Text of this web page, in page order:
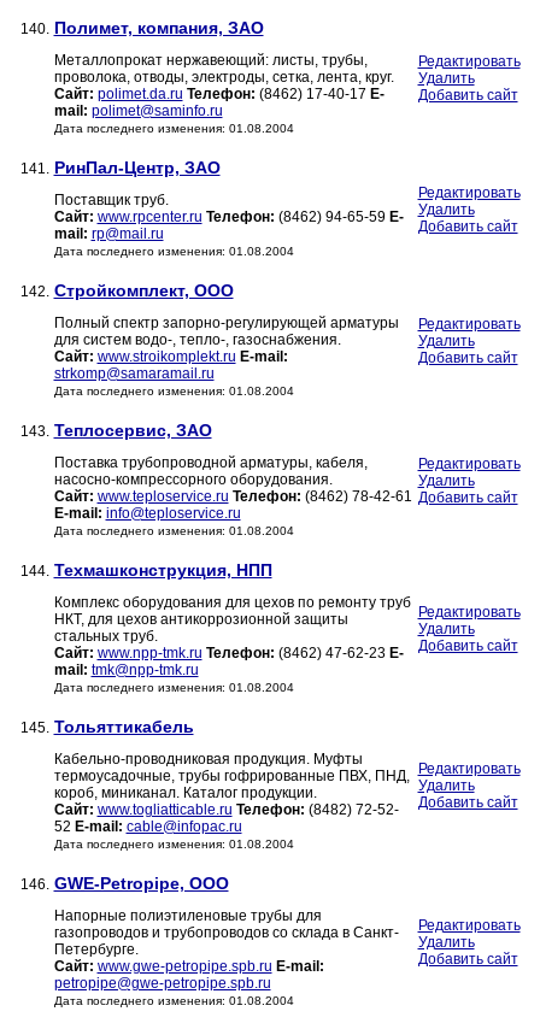
140. Полимет, компания, ЗАО
Металлопрокат нержавеющий: листы, трубы,
проволока, отводы, электроды, сетка, лента, круг.
Сайт: polimet.da.ru Телефон: (8462) 17-40-17 E-
mail: polimet@saminfo.ru
Дата последнего изменения: 01.08.2004
Редактировать
Удалить
Добавить сайт
141. РинПал-Центр, ЗАО
Поставщик труб.
Сайт: www.rpcenter.ru Телефон: (8462) 94-65-59 E-
mail: rp@mail.ru
Дата последнего изменения: 01.08.2004
Редактировать
Удалить
Добавить сайт
142. Стройкомплект, ООО
Полный спектр запорно-регулирующей арматуры
для систем водо-, тепло-, газоснабжения.
Сайт: www.stroikomplekt.ru E-mail:
strkomp@samaramail.ru
Дата последнего изменения: 01.08.2004
Редактировать
Удалить
Добавить сайт
143. Теплосервис, ЗАО
Поставка трубопроводной арматуры, кабеля,
насосно-компрессорного оборудования.
Сайт: www.teploservice.ru Телефон: (8462) 78-42-61
E-mail: info@teploservice.ru
Дата последнего изменения: 01.08.2004
Редактировать
Удалить
Добавить сайт
144. Техмашконструкция, НПП
Комплекс оборудования для цехов по ремонту труб
НКТ, для цехов антикоррозионной защиты
стальных труб.
Сайт: www.npp-tmk.ru Телефон: (8462) 47-62-23 E-
mail: tmk@npp-tmk.ru
Дата последнего изменения: 01.08.2004
Редактировать
Удалить
Добавить сайт
145. Тольяттикабель
Кабельно-проводниковая продукция. Муфты
термоусадочные, трубы гофрированные ПВХ, ПНД,
короб, миниканал. Каталог продукции.
Сайт: www.togliatticable.ru Телефон: (8482) 72-52-
52 E-mail: cable@infopac.ru
Дата последнего изменения: 01.08.2004
Редактировать
Удалить
Добавить сайт
146. GWE-Petropipe, ООО
Напорные полиэтиленовые трубы для
газопроводов и трубопроводов со склада в Санкт-
Петербурге.
Сайт: www.gwe-petropipe.spb.ru E-mail:
petropipe@gwe-petropipe.spb.ru
Дата последнего изменения: 01.08.2004
Редактировать
Удалить
Добавить сайт